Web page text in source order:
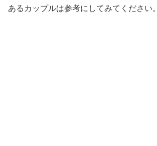
あるカップルは参考にしてみてください。